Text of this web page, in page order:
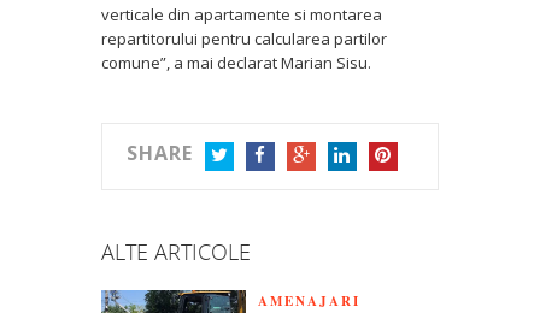
verticale din apartamente si montarea
repartitorului pentru calcularea partilor
comune”, a mai declarat Marian Sisu.
SHARE
ALTE ARTICOLE
AMENAJARI